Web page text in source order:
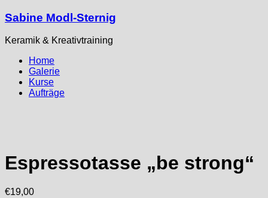
Sabine Modl-Sternig
Keramik & Kreativtraining
Home
Galerie
Kurse
Aufträge
Espressotasse „be strong“
€19,00